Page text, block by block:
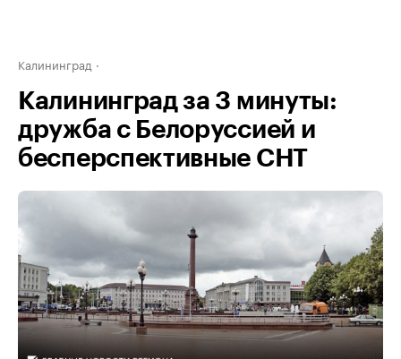
Калининград
Калининград за 3 минуты:
дружба с Белоруссией и
бесперспективные СНТ